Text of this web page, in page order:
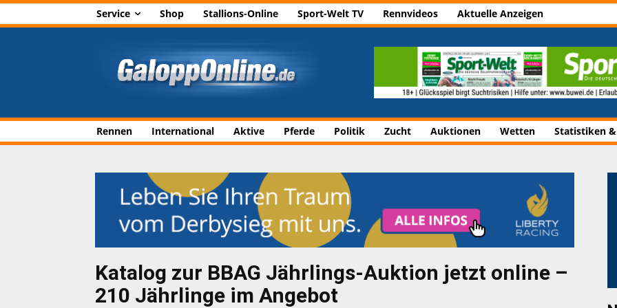
Service Shop Stallions-Online Sport-Welt TV Rennvideos Aktuelle Anzeigen
Rennen International Aktive Pferde Politik Zucht Auktionen Wetten Statistiken
Katalog zur BBAG Jährlings-Auktion jetzt online –
210 Jährlinge im Angebot